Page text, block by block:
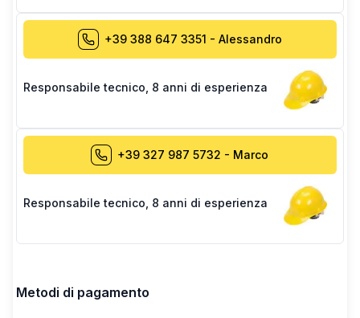
+39 388 647 3351 - Alessandro
Responsabile tecnico 8 anni di esperienza
+39 327 987 5732 - Marco
Responsabile tecnico 8 anni di esperienza
Metodi di pagamento